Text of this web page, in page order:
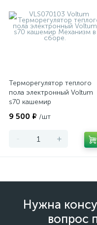
Терморегулятор теплого
пола электронный Voltum
s70 кашемир
9 500 ₽ /шт
- +
Нужна
вопрос